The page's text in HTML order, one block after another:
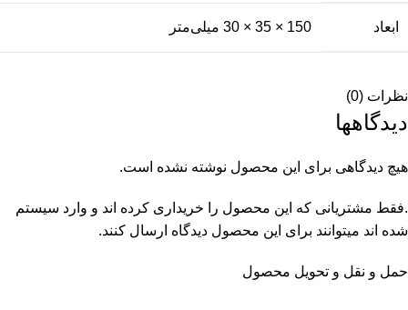
ابعاد 150 × 35 × 30 میلی‌متر
نظرات (0)
دیدگاهها
هیچ دیدگاهی برای این محصول نوشته نشده است.
.فقط مشتریانی که این محصول را خریداری کرده اند و وارد سیستم
شده اند میتوانند برای این محصول دیدگاه ارسال کنند.
حمل و نقل و تحویل محصول